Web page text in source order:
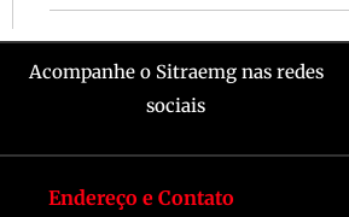
Acompanhe o Sitraemg nas redes
sociais
Endereço e Contato